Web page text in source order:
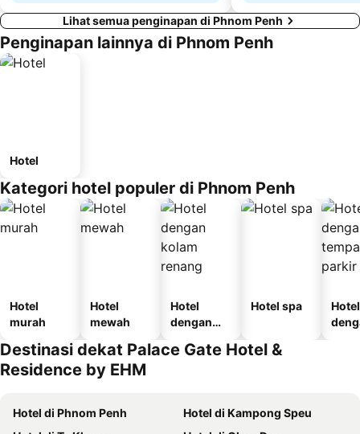
Lihat semua penginapan di Phnom Penh
Penginapan lainnya di Phnom Penh
Hotel
Kategori hotel populer di Phnom Penh
Hotel
murah
Hotel
mewah
Hotel
dengan
renang
Hotel spa
Hotel
Destinasi dekat Palace Gate Hotel &
Residence by EHM
Hotel di Phnom Penh
Hotel di Kampong Speu